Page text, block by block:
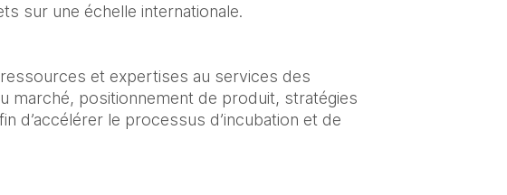
sur une échelle internationale.
ressources et expertises au services des
marché, positionnement de produit, stratégies
d’accélérer le processus d’incubation et de